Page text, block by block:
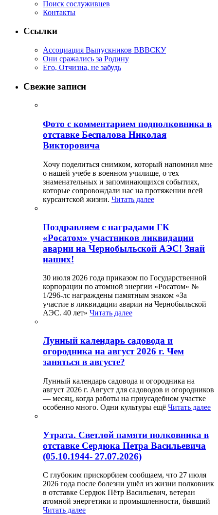
Поиск сослуживцев
Контакты
Ссылки
Ассоциация Выпускников ВВВСКУ
Они сражались за Родину
Его, Отчизна, не забудь
Свежие записи
Фото с комментарием подполковника в
отставке Беспалова Николая
Викторовича
Хочу поделиться снимком, который напомнил мне
о нашей учебе в военном училище, о тех
знаменательных и запоминающихся событиях,
которые сопровождали нас на протяжении всей
курсантской жизни. Читать далее
Поздравляем с наградами ГК
«Росатом» участников ликвидации
аварии на Чернобыльской АЭС! Знай
наших!
30 июля 2026 года приказом по Государственной
корпорации по атомной энергии «Росатом» №
1/296-лс награждены памятным знаком «За
участие в ликвидации аварии на Чернобыльской
АЭС. 40 лет» Читать далее
Лунный календарь садовода и
огородника на август 2026 г. Чем
заняться в августе?
Лунный календарь садовода и огородника на
август 2026 г. Август для садоводов и огородников
— месяц, когда работы на приусадебном участке
особенно много. Одни культуры ещё Читать далее
Утрата. Светлой памяти полковника в
отставке Сердюка Петра Васильевича
(05.10.1944- 27.07.2026)
С глубоким прискорбием сообщаем, что 27 июля
2026 года после болезни ушёл из жизни полковник
в отставке Сердюк Пётр Васильевич, ветеран
атомной энергетики и промышленности, бывший
Читать далее